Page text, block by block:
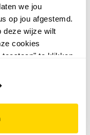
we jou
op jou afgestemd.
deze wijze wilt
cookies
te klikken.